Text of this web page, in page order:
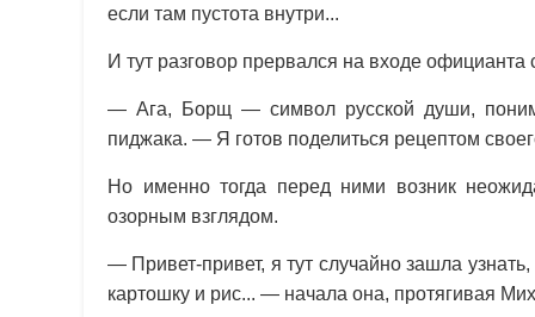
если там пустота внутри...
И тут разговор прервался на входе
— Ага, Борщ — символ русской души,
пиджака. — Я готов поделиться рецептом
Но именно тогда перед ними возник
озорным взглядом.
— Привет-привет, я тут случайно зашла
картошку и рис... — начала она, протягивая